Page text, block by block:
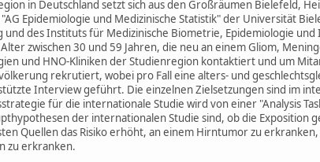
in Deutschland setzt sich aus den Großräumen Bielefeld,
Epidemiologie und Medizinische Statistik" der Universität
und des Instituts für Medizinische Biometrie, Epidemiologie
zwischen 30 und 59 Jahren, die neu an einem Gliom,
und HNO-Kliniken der Studienregion kontaktiert und um
rekrutiert, wobei pro Fall eine alters- und
Interview geführt. Die einzelnen Zielsetzungen sind im
für die internationale Studie wird von einer "Analysis
der internationalen Studie sind, ob die
Quellen das Risiko erhöht, an einem Hirntumor zu
zu erkranken.